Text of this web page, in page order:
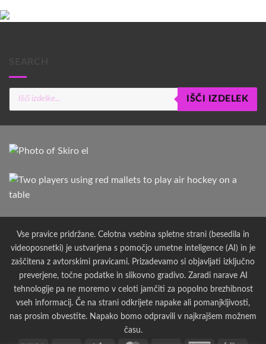
Products
search
IŠČI IZDELEK
Vse pravice pridržane. Celotna vsebina spletne strani (besedila in
videoposnetki) je ustvarjena s pomočjo umetne inteligence (AI) in je
zaščitena z avtorskimi pravicami. Prizadevamo si objavljati izključno
preverjene, točne podatke in slikovno gradivo. Zaradi narave AI
tehnologije pa ne moremo v celoti jamčiti za popolno brezhibnost
vseh informacij. Če na strani odkrijete napake ali pomanjkljivosti,
nas prosim obvestite. Napako bomo odpravili v najkrajšem možnem
času.